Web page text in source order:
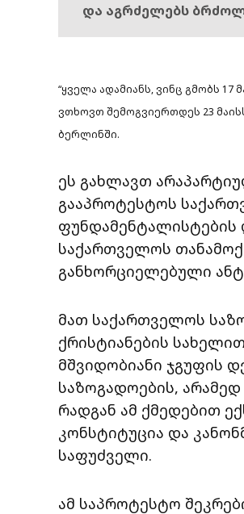
და აგრძელებს
“ყველა ადამიანს, ვინც გმობს
ვთხოვთ შემოგვიერთდეს 23
ბერლინში.
ეს გახლავთ
გააპროტესტოს
ფუნდამენტალისტების
საქართველოს
განხორციელებული
მათ საქართველოს
ქრისტიანების
მშვიდობიანი ჯგუფის
საზოგადოების,
რადგან ამ ქმედებით
კონსტიტუცია და
საფუძველი.
ამ საპროტესტო